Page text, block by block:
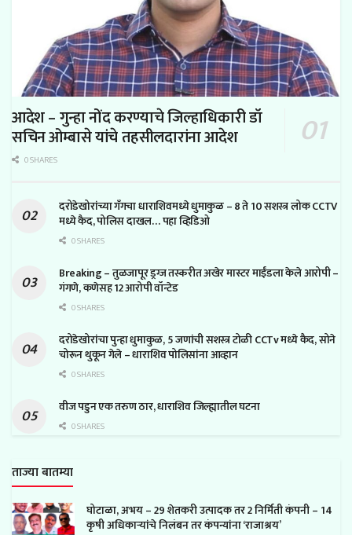
आदेश – गुन्हा नोंद करण्याचे जिल्हाधिकारी डॉ
सचिन ओम्बासे यांचे तहसीलदारांना आदेश
0 SHARES
दरोडेखोरांच्या गँगचा धाराशिवमध्ये धुमाकुळ – 8 ते 10 सशस्त्र लोक CCTV
मध्ये कैद, पोलिस दाखल… पहा व्हिडिओ
0 SHARES
Breaking – तुळजापूर ड्रग्ज तस्करीत अखेर मास्टर माईंडला केले आरोपी –
गंगणे, कणेसह 12 आरोपी वॉन्टेड
0 SHARES
दरोडेखोरांचा पुन्हा धुमाकुळ, 5 जणांची सशस्त्र टोळी CCTv मध्ये कैद, सोने
चोरून थुकून गेले – धाराशिव पोलिसांना आव्हान
0 SHARES
वीज पडुन एक तरुण ठार, धाराशिव जिल्ह्यातील घटना
0 SHARES
ताज्या बातम्या
घोटाळा, अभय – 29 शेतकरी उत्पादक तर 2 निर्मिती कंपनी – 14
कृषी अधिकाऱ्यांचे निलंबन तर कंपन्यांना ‘राजाश्रय’